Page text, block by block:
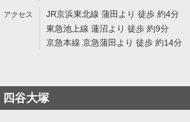
JR京浜東北線 蒲田より 徒歩 約4分
東急池上線 蓮沼より 徒歩 約9分
京急本線 京急蒲田より 徒歩 約14分
四谷大塚